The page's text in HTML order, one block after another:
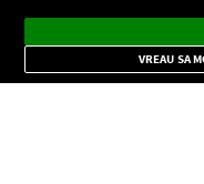
Dark
Mode
Radio live,
importante.
VREAU SA